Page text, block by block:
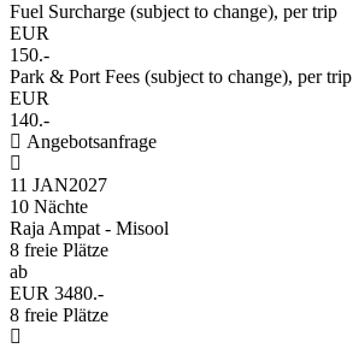
Fuel Surcharge (subject to change), per trip
EUR
150.-
Park & Port Fees (subject to change), per trip
EUR
140.-
Angebotsanfrage
11 JAN2027
10 Nächte
Raja Ampat - Misool
8 freie Plätze
ab
EUR 3480.-
8 freie Plätze